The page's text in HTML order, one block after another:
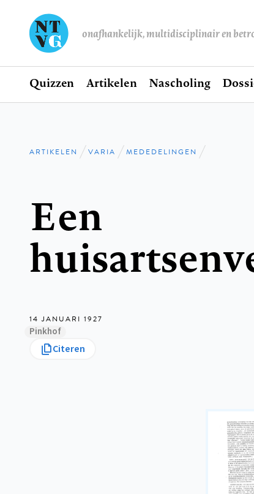
onafhankelijk, multidisciplinair en
Hoofdnavigatie
Home
Quizzen Artikelen Nascholing
Kruimelpad
ARTIKELEN VARIA MEDEDELINGEN
Een
14 JANUARI 1927
Pinkhof
Citeren